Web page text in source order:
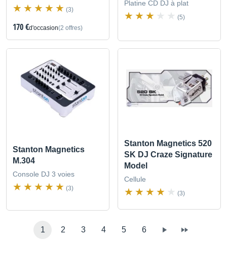
(3)
170 €d'occasion(2 offres)
Platine CD DJ à plat
(5)
Stanton Magnetics
M.304
Console DJ 3 voies
(3)
Stanton Magnetics 520
SK DJ Craze Signature
Model
Cellule
(3)
1 2 3 4 5 6